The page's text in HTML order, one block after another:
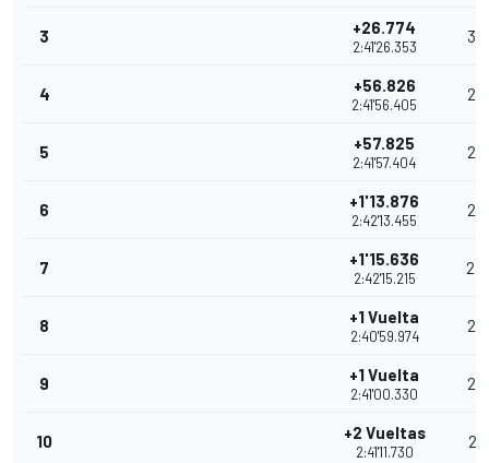
3 +26.774
2:41'26.353
30
4 +56.826
2:41'56.405
28
5 +57.825
2:41'57.404
26
6 +1'13.876
2:42'13.455
25
7 +1'15.636
2:42'15.215
24
8 +1 Vuelta
2:40'59.974
23
9 +1 Vuelta
2:41'00.330
22
10 +2 Vueltas
2:41'11.730
21